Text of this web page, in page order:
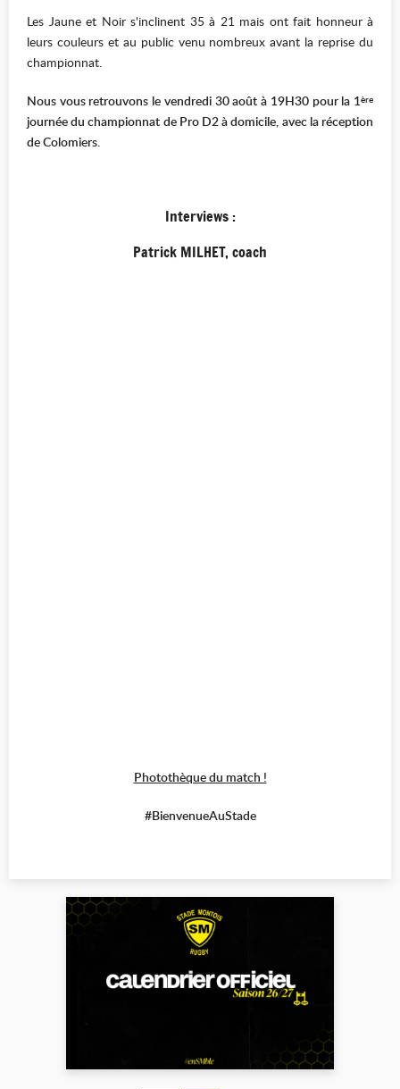
Les Jaune et Noir s'inclinent 35 à 21 mais ont fait honneur à
leurs couleurs et au public venu nombreux avant la reprise du
championnat.
Nous vous retrouvons le vendredi 30 août à 19H30 pour la 1ère
journée du championnat de Pro D2 à domicile, avec la réception
de Colomiers.
Interviews :
Patrick MILHET, coach
Photothèque du match !
#BienvenueAuStade